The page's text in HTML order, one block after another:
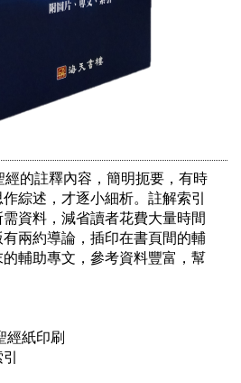
的註釋內容，簡明扼要，有時
綜述，才逐小細析。註解索引
資料，減省讀者花費大量時間
兩約導論，插印在書頁間的輔
輔助專文，參考資料豐富，幫
經紙印刷